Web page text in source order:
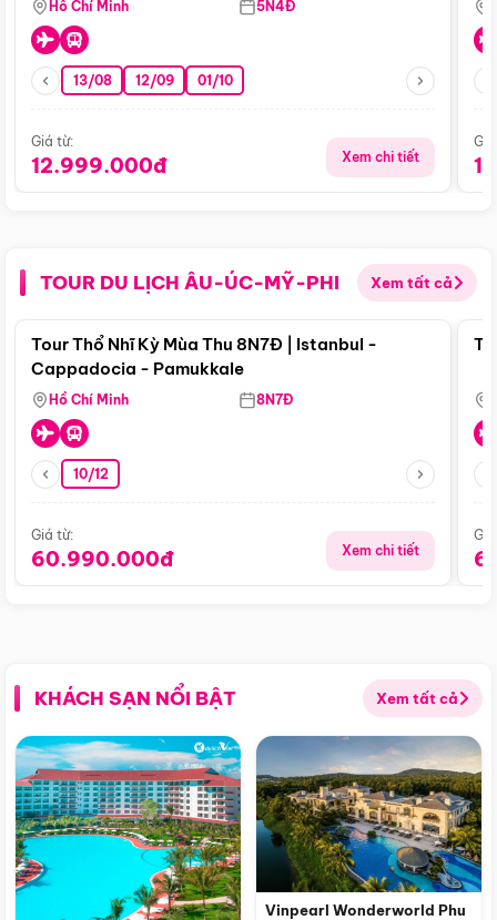
Hồ Chí Minh 5N4Đ
13/08 12/09 01/10
Giá từ:
12.999.000đ Xem chi tiết
TOUR DU LỊCH ÂU-ÚC-MỸ-PHI Xem tất cả
Điểm nổi bật
Tour Thổ Nhĩ Kỳ Mùa Thu 8N7Đ | Istanbul -
Cappadocia - Pamukkale
Hồ Chí Minh 8N7Đ
10/12
Giá từ:
60.990.000đ Xem chi tiết
KHÁCH SẠN NỔI BẬT Xem tất cả
Vinpearl Wonderworld Phu